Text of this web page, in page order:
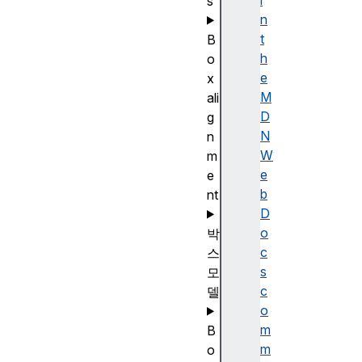
n
t
h
e
M
D
N
W
e
b
D
o
c
s
c
o
m
m
B
o
x
ali
g
n
m
e
nt
박
스
모
델
B
o